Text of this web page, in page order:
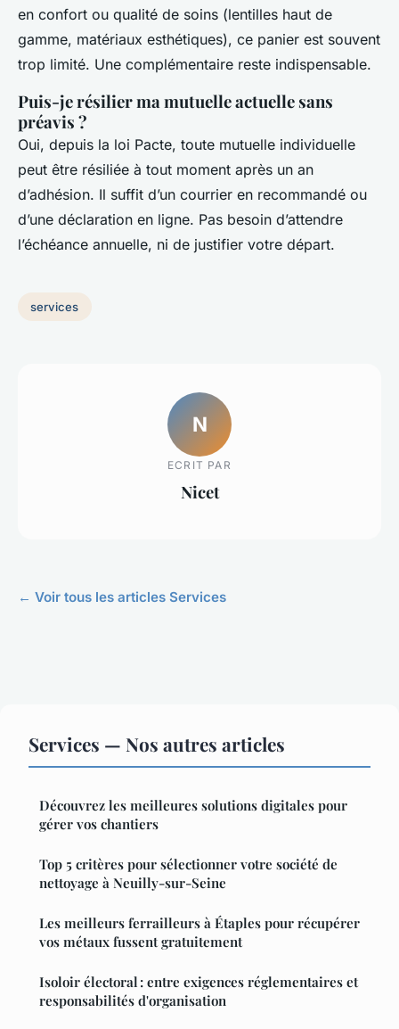
en confort ou qualité de soins (lentilles haut de
gamme, matériaux esthétiques), ce panier est souvent
trop limité. Une complémentaire reste indispensable.
Puis-je résilier ma mutuelle actuelle sans
préavis ?
Oui, depuis la loi Pacte, toute mutuelle individuelle
peut être résiliée à tout moment après un an
d’adhésion. Il suffit d’un courrier en recommandé ou
d’une déclaration en ligne. Pas besoin d’attendre
l’échéance annuelle, ni de justifier votre départ.
services
N
ECRIT PAR
Nicet
← Voir tous les articles Services
Services — Nos autres articles
Découvrez les meilleures solutions digitales pour
gérer vos chantiers
Top 5 critères pour sélectionner votre société de
nettoyage à Neuilly-sur-Seine
Les meilleurs ferrailleurs à Étaples pour récupérer
vos métaux fussent gratuitement
Isoloir électoral : entre exigences réglementaires et
responsabilités d'organisation